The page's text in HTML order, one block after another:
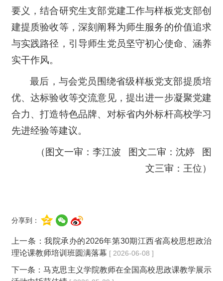
要义，结合研究生支部党建工作与样板党支部创
建提质验收等，深刻阐释为师生服务的价值追求
与实践路径，引导师生党员坚守初心使命、涵养
实干作风。
最后，与会党员围绕省级样板党支部提质培
优、达标验收等交流意见，提出进一步凝聚党建
合力、打造特色品牌、对标省内外标杆高校学习
先进经验等建议。
（图文一审：李江波 图文二审：沈婷 图
文三审：王位）
分享到：
上一条：我院承办的2026年第30期江西省高校思想政治
理论课教师培训班圆满落幕 [ 2026-06-08 ]
下一条：马克思主义学院教师在全国高校思政课教学展示